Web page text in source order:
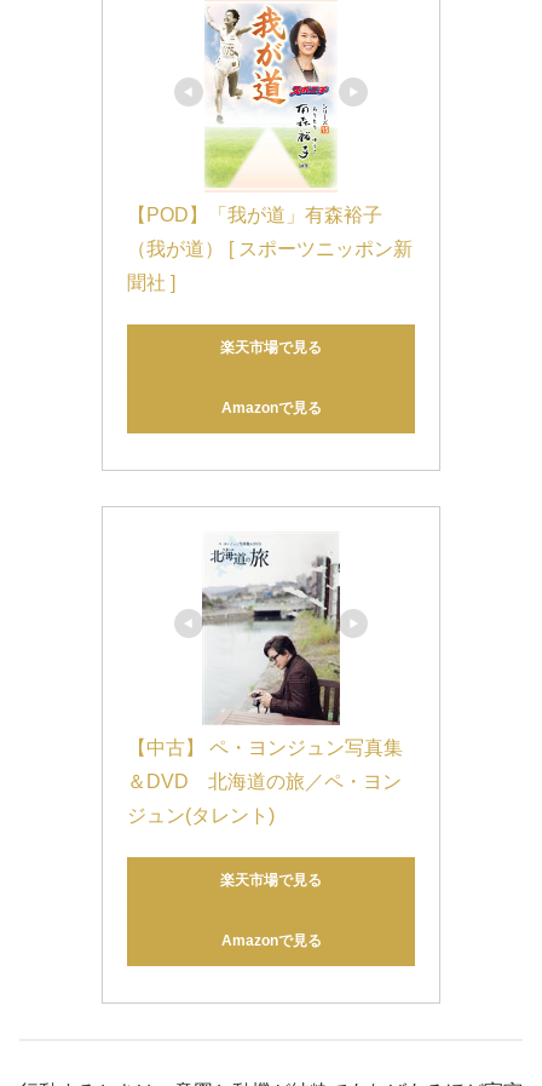
【POD】「我が道」有森裕子
（我が道） [ スポーツニッポン新
聞社 ]
楽天市場で見る
Amazonで見る
【中古】 ペ・ヨンジュン写真集
＆DVD　北海道の旅／ペ・ヨン
ジュン(タレント)
楽天市場で見る
Amazonで見る